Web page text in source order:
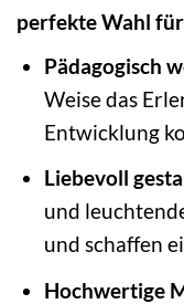
perfekte Wahl
Pädagogisch
Weise das
Entwicklung
Liebevoll
und
und schaffen
Hochwertige